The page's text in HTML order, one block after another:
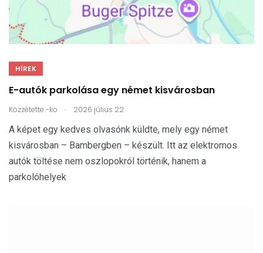
HÍREK
E-autók parkolása egy német kisvárosban
Közzétette -ko . 2026 július 22
A képet egy kedves olvasónk küldte, mely egy német
kisvárosban – Bambergben – készült. Itt az elektromos
autók töltése nem oszlopokról történik, hanem a
parkolóhelyek